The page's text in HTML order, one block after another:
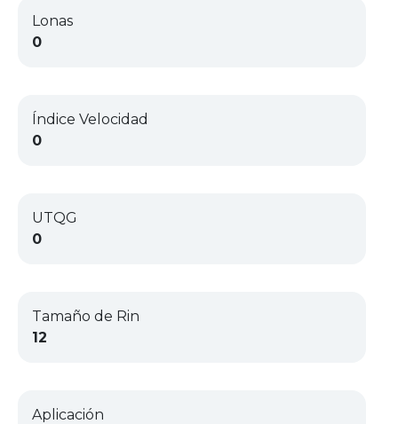
Lonas
0
Índice Velocidad
0
UTQG
0
Tamaño de Rin
12
Aplicación